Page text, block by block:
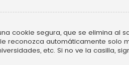
cookie segura, que se elimina al
reconozca automáticamente solo
etc. Si no ve la casilla,